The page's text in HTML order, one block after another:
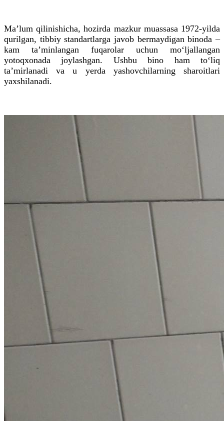
Ma’lum qilinishicha, hozirda mazkur muassasa 1972-yilda
qurilgan, tibbiy standartlarga javob bermaydigan binoda –
kam ta’minlangan fuqarolar uchun mo‘ljallangan
yotoqxonada joylashgan. Ushbu bino ham to‘liq
ta’mirlanadi va u yerda yashovchilarning sharoitlari
yaxshilanadi.